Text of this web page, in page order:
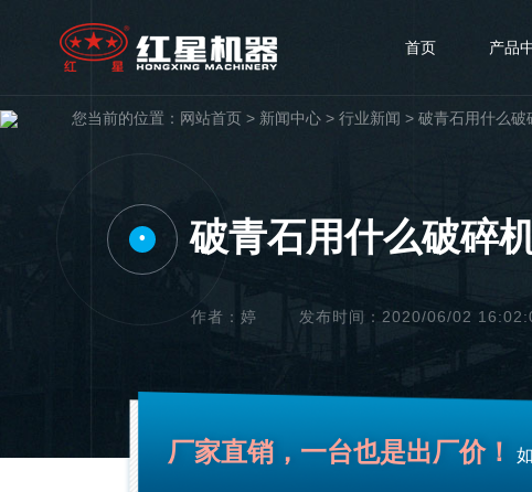
首页 产品
您当前的位置： 网站首页 > 新闻中心 > 行业新闻 > 破青石用什么破
• 破青石用什么破碎
作者：婷 发布时间：2020/06/02
厂家直销，一台也是出厂价！